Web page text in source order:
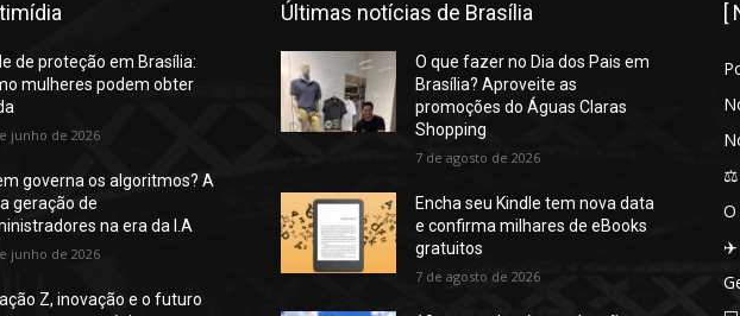
de proteção em Brasília:
mulheres podem obter
junho de 2026
governa os algoritmos? A
geração de
na era da I.A
junho de 2026
Z, inovação e o futuro
Últimas notícias de Brasília
O que fazer no Dia dos Pais em
Brasília? Aproveite as
promoções do Águas Claras
Shopping
7 de agosto de 2026
Encha seu Kindle tem nova data
e confirma milhares de eBooks
gratuitos
7 de agosto de 2026
[
⚖️
✈️